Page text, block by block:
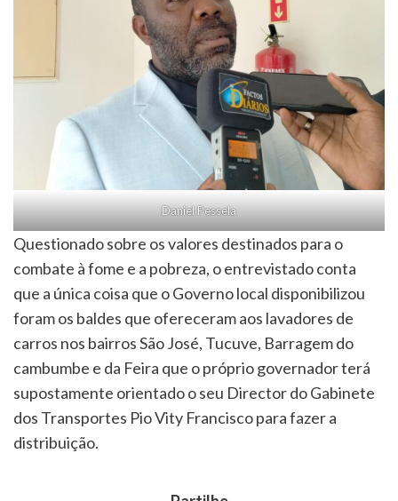
Daniel Pessela
Questionado sobre os valores destinados para o
combate à fome e a pobreza, o entrevistado conta
que a única coisa que o Governo local disponibilizou
foram os baldes que ofereceram aos lavadores de
carros nos bairros São José, Tucuve, Barragem do
cambumbe e da Feira que o próprio governador terá
supostamente orientado o seu Director do Gabinete
dos Transportes Pio Vity Francisco para fazer a
distribuição.